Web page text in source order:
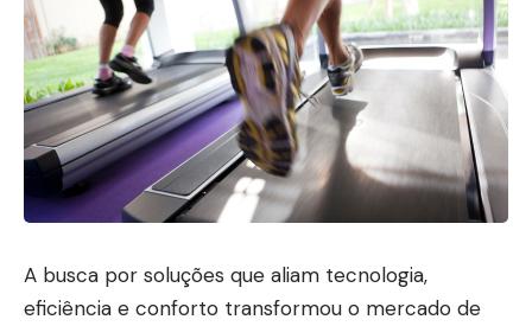
A busca por soluções que aliam tecnologia,
eficiência e conforto transformou o mercado de